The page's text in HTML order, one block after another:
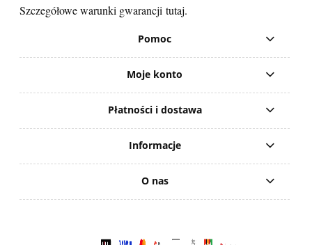
Szczegółowe warunki gwarancji tutaj.
Pomoc
Moje konto
Płatności i dostawa
Informacje
O nas